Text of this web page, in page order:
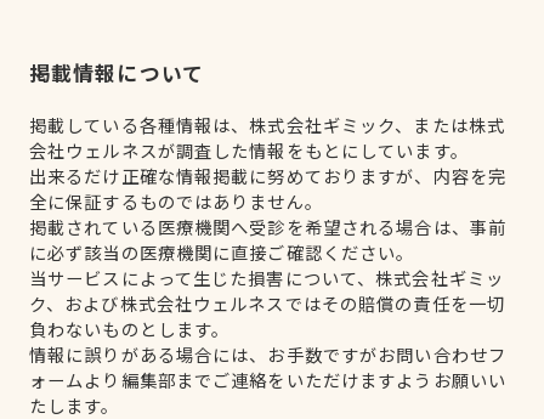
掲載情報について
掲載している各種情報は、株式会社ギミック、または株式
会社ウェルネスが調査した情報をもとにしています。
出来るだけ正確な情報掲載に努めておりますが、内容を完
全に保証するものではありません。
掲載されている医療機関へ受診を希望される場合は、事前
に必ず該当の医療機関に直接ご確認ください。
当サービスによって生じた損害について、株式会社ギミッ
ク、および株式会社ウェルネスではその賠償の責任を一切
負わないものとします。
情報に誤りがある場合には、お手数ですがお問い合わせフ
ォームより編集部までご連絡をいただけますようお願いい
たします。